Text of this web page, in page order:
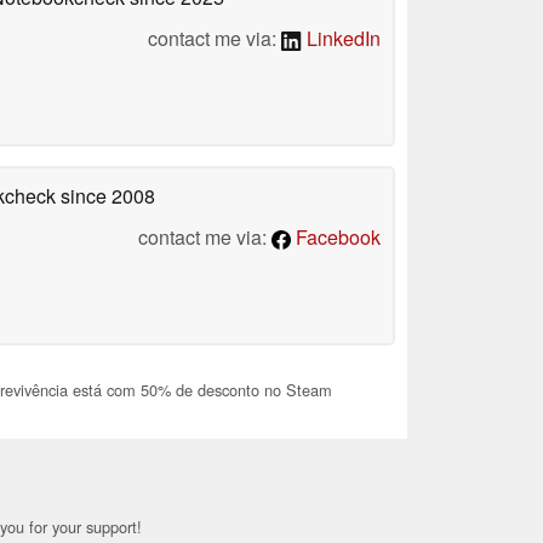
contact me via:
LinkedIn
since 2008
contact me via:
Facebook
está com 50% de desconto no Steam
for your support!